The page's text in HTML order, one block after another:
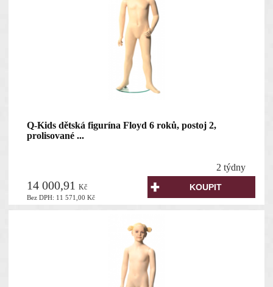
Q-Kids dětská figurína Floyd 6 roků, postoj 2,
prolisované ...
2 týdny
Bez DPH: 11 571,00Kč
14 000,91Kč